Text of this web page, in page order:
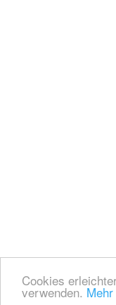
Cookies
verwenden.